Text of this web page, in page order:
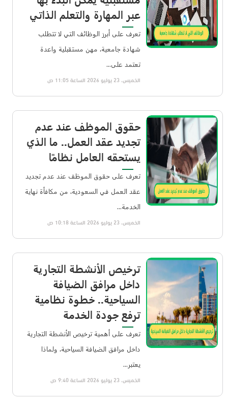
عبر المهارة والتعلم الذاتي
تعرف على أبرز الوظائف التي لا تتطلب
شهادة جامعية، مهن مستقبلية واعدة
تعتمد على...
الخميس، 23 يوليو 2026 الساعة 11:05 ص
حقوق الموظف عند عدم
تجديد عقد العمل.. ما الذي
يستحقه العامل نظامًا
تعرف على حقوق الموظف عند عدم تجديد
عقد العمل في السعودية، من مكافأة نهاية
الخدمة...
الخميس، 23 يوليو 2026 الساعة 10:18 ص
ترخيص الأنشطة التجارية
داخل مرافق الضيافة
السياحية.. خطوة نظامية
ترفع جودة الخدمة
تعرف على أهمية ترخيص الأنشطة التجارية
داخل مرافق الضيافة السياحية، ولماذا
يعتبر...
الخميس، 23 يوليو 2026 الساعة 9:40 ص